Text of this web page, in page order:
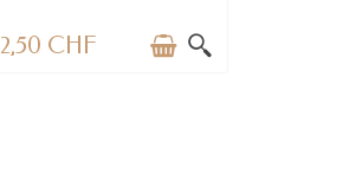
2,50 CHF